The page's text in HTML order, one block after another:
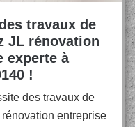
travaux de
JL rénovation
experte à
!
des travaux de
entreprise